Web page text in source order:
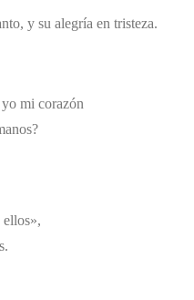
y su alegría en tristeza.
mi corazón